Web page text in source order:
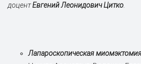
доцентЕвгений Леонидович Цитко
Лапароскопическая